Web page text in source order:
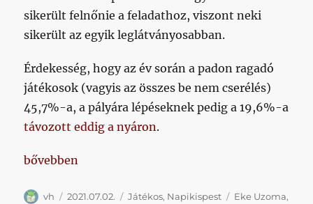
sikerült felnőnie a feladathoz, viszont neki
sikerült az egyik leglátványosabban.
Érdekesség, hogy az év során a padon ragadó
játékosok (vagyis az összes be nem cserélés)
45,7%-a, a pályára lépéseknek pedig a 19,6%-a
távozott eddig a nyáron.
„Tegnapikispest 2021.07.02. (további
bővebben
Szerző
vh Közzétéve
2021.07.02. Kategória
Játékos, Napikispest Címke
Eke Uzoma,